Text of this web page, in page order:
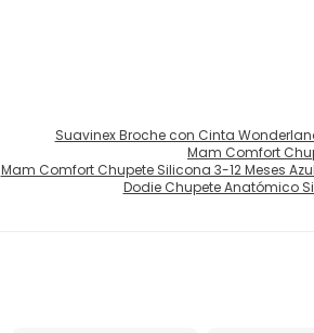
Suavinex Broche con Cinta
Mam Comfort
Mam Comfort Chupete Silicona 3-12 Meses
Dodie Chupete Anatómico